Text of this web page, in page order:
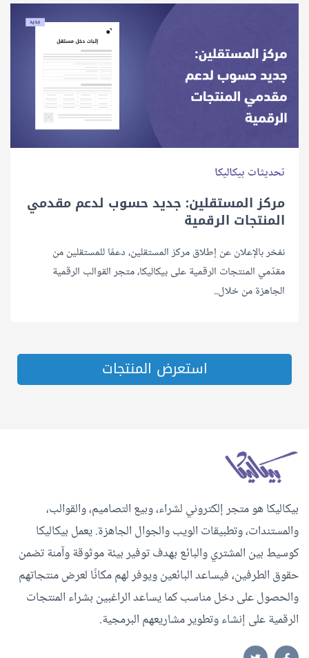
تحديثات بيكاليكا
مركز المستقلين: جديد حسوب لدعم مقدمي
المنتجات الرقمية
نفخر بالإعلان عن إطلاق مركز المستقلين، دعمًا للمستقلين من
مقدّمي المنتجات الرقمية على بيكاليكا، متجر القوالب الرقمية
الجاهزة من خلال..
استعرض المنتجات
بيكاليكا هو متجر إلكتروني لشراء، وبيع التصاميم، والقوالب،
والمستندات، وتطبيقات الويب والجوال الجاهزة. يعمل بيكاليكا
كوسيط بين المشتري والبائع بهدف توفير بيئة موثوقة وآمنة تضمن
حقوق الطرفين، فيساعد البائعين ويوفر لهم مكانًا لعرض منتجاتهم
والحصول على دخل مناسب كما يساعد الراغبين بشراء المنتجات
الرقمية على إنشاء وتطوير مشاريعهم البرمجية.